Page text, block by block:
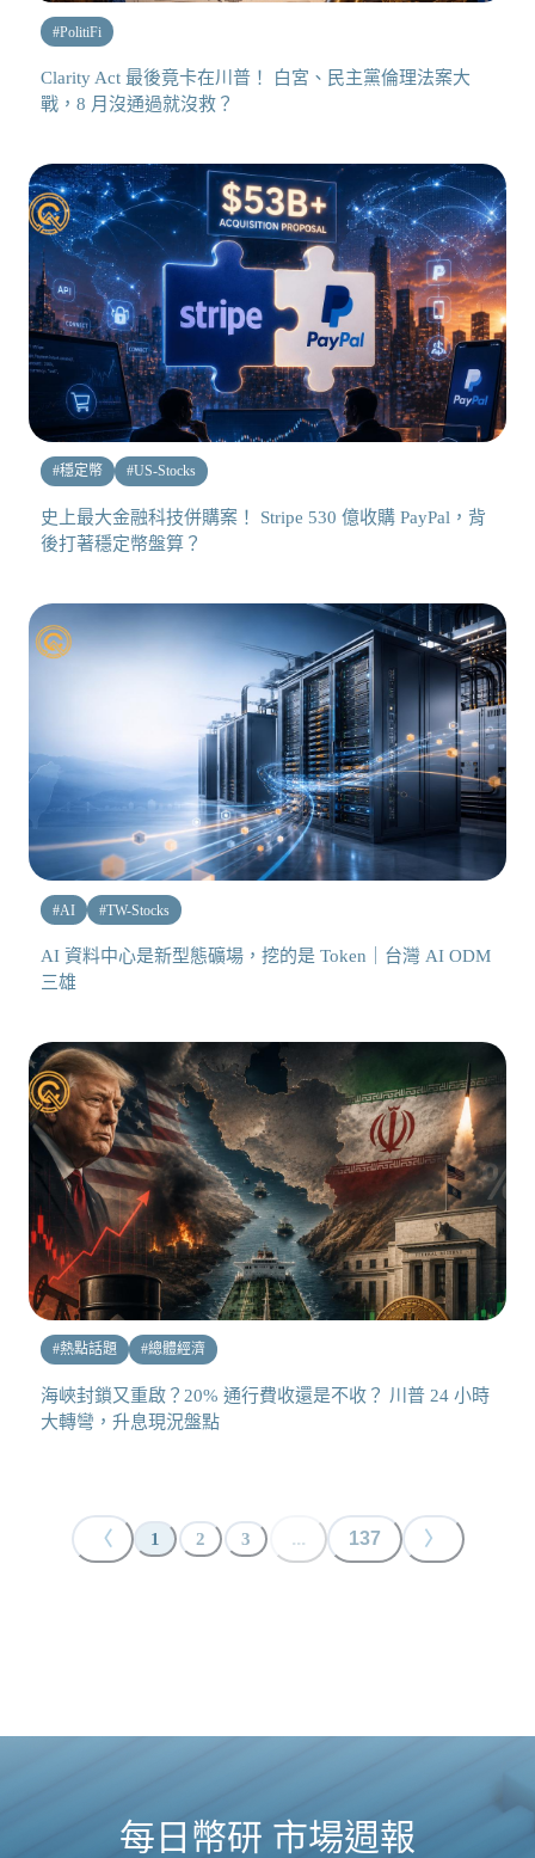
#PolitiFi
Clarity Act 最後竟卡在川普！ 白宮、民主黨倫理法案大
戰，8 月沒通過就沒救？
#穩定幣 #US-Stocks
史上最大金融科技併購案！ Stripe 530 億收購 PayPal，背
後打著穩定幣盤算？
#AI #TW-Stocks
AI 資料中心是新型態礦場，挖的是 Token｜台灣 AI ODM
三雄
#熱點話題 #總體經濟
海峽封鎖又重啟？20% 通行費收還是不收？ 川普 24 小時
大轉彎，升息現況盤點
〈 1 2 3 ... 137 〉
每日幣研 市場週報